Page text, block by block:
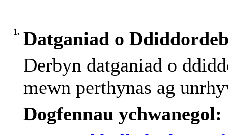
1. Datganiad o
Derbyn datganiad o
mewn perthynas ag
Dogfennau ychwanegol: